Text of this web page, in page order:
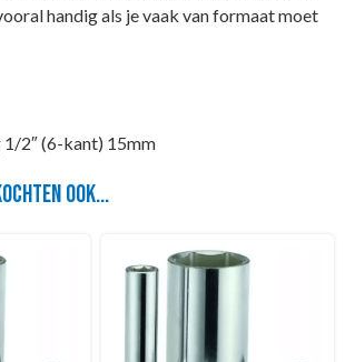
handig als je vaak van formaat moet
1/2″ (6-kant) 15mm
ook...